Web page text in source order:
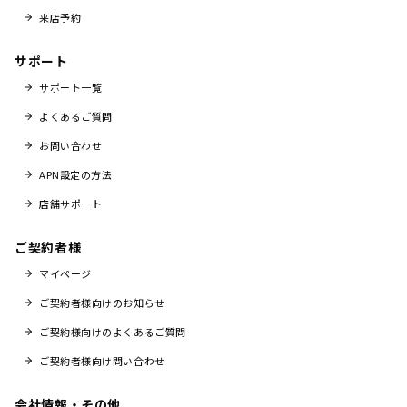
来店予約
サポート
サポート一覧
よくあるご質問
お問い合わせ
APN設定の方法
店舗サポート
ご契約者様
マイページ
ご契約者様向けのお知らせ
ご契約様向けのよくあるご質問
ご契約者様向け問い合わせ